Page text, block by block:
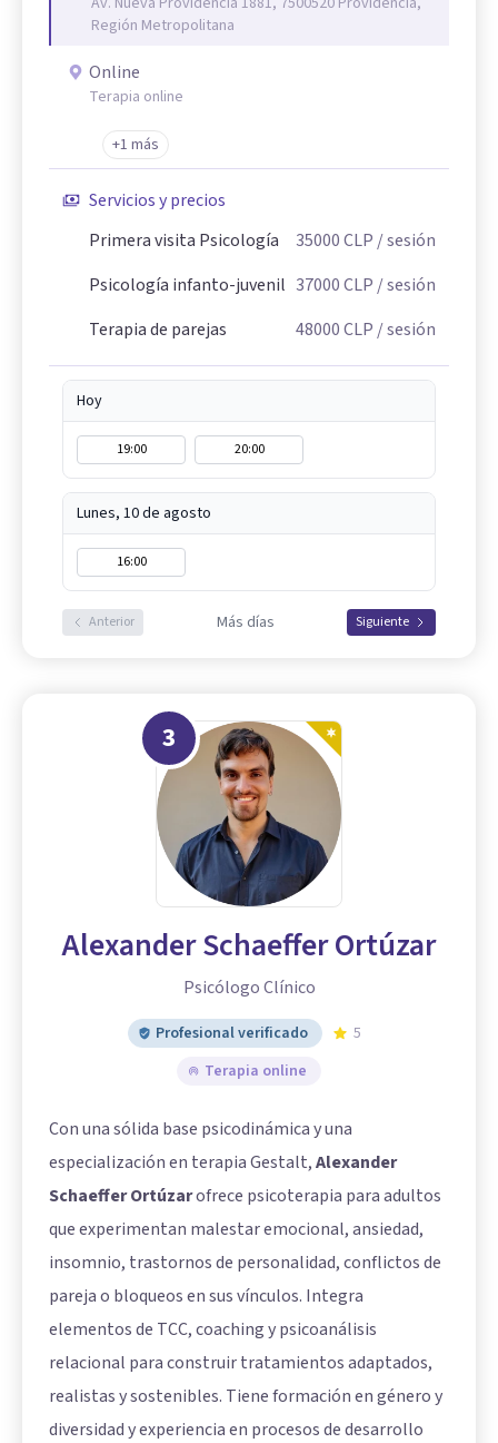
Región Metropolitana
Online
Terapia online
+1 más
Servicios y precios
Primera visita Psicología
35000CLP / sesión
Psicología infanto-juvenil 37000CLP / sesión
Terapia de parejas
48000CLP / sesión
Hoy
19:00 20:00
Lunes, 10 de agosto
16:00
Anterior Más días Siguiente
3
Alexander Schaeffer Ortúzar
Psicólogo Clínico
Profesional verificado
5
Terapia online
Con una sólida base psicodinámica y una
especialización en terapia Gestalt,Alexander
Schaeffer Ortúzarofrece psicoterapia para adultos
que experimentan malestar emocional, ansiedad,
insomnio, trastornos de personalidad, conflictos de
pareja o bloqueos en sus vínculos. Integra
elementos de TCC, coaching y psicoanálisis
relacional para construir tratamientos adaptados,
realistas y sostenibles. Tiene formación en género y
diversidad y experiencia en procesos de desarrollo